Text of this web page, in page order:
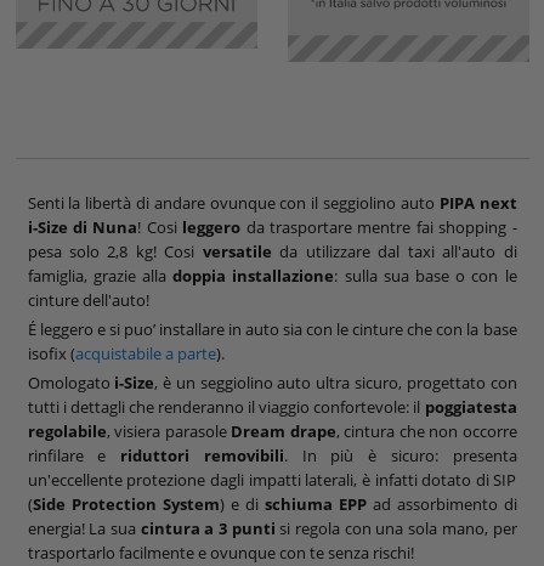
Senti la libertà di andare ovunque con il seggiolino auto PIPA next
i-Size di Nuna! Cosi leggero da trasportare mentre fai shopping -
pesa solo 2,8 kg! Cosi versatile da utilizzare dal taxi all'auto di
famiglia, grazie alladoppia installazione: sulla sua base o con le
cinture dell'auto!
É leggero e si puo’ installare in auto sia con le cinture che con la base
isofix (acquistabile a parte).
Omologato i-Size, è un seggiolino auto ultra sicuro, progettato con
tutti i dettagli che renderanno il viaggio confortevole: il poggiatesta
regolabile, visiera parasole Dream drape, cintura che non occorre
rinfilare e riduttori removibili. In più è sicuro: presenta
un'eccellente protezione dagli impatti laterali, è infatti dotato di SIP
(Side Protection System) e di schiuma EPPad assorbimento di
energia! La sua cintura a 3 punti si regola con una sola mano, per
trasportarlo facilmente e ovunque con te senza rischi!